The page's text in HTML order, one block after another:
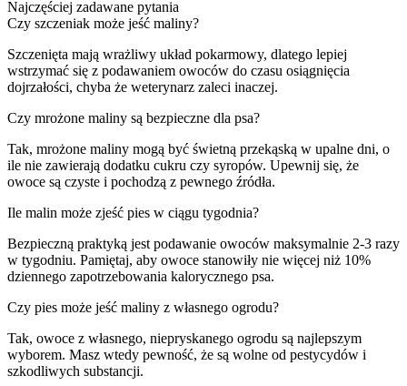
Najczęściej zadawane pytania
Czy szczeniak może jeść maliny?
Szczenięta mają wrażliwy układ pokarmowy, dlatego lepiej
wstrzymać się z podawaniem owoców do czasu osiągnięcia
dojrzałości, chyba że weterynarz zaleci inaczej.
Czy mrożone maliny są bezpieczne dla psa?
Tak, mrożone maliny mogą być świetną przekąską w upalne dni, o
ile nie zawierają dodatku cukru czy syropów. Upewnij się, że
owoce są czyste i pochodzą z pewnego źródła.
Ile malin może zjeść pies w ciągu tygodnia?
Bezpieczną praktyką jest podawanie owoców maksymalnie 2-3 razy
w tygodniu. Pamiętaj, aby owoce stanowiły nie więcej niż 10%
dziennego zapotrzebowania kalorycznego psa.
Czy pies może jeść maliny z własnego ogrodu?
Tak, owoce z własnego, niepryskanego ogrodu są najlepszym
wyborem. Masz wtedy pewność, że są wolne od pestycydów i
szkodliwych substancji.